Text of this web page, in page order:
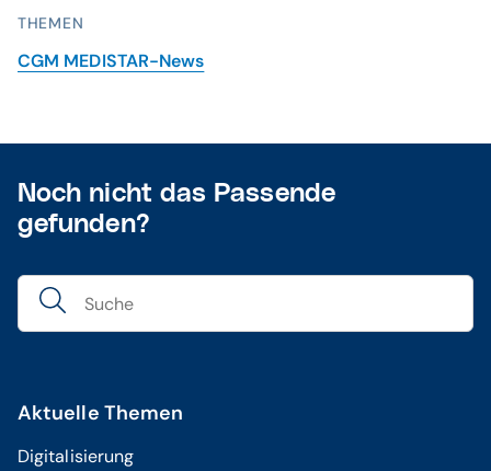
THEMEN
CGM MEDISTAR-News
Noch nicht das Passende
gefunden?
Aktuelle Themen
Digitalisierung